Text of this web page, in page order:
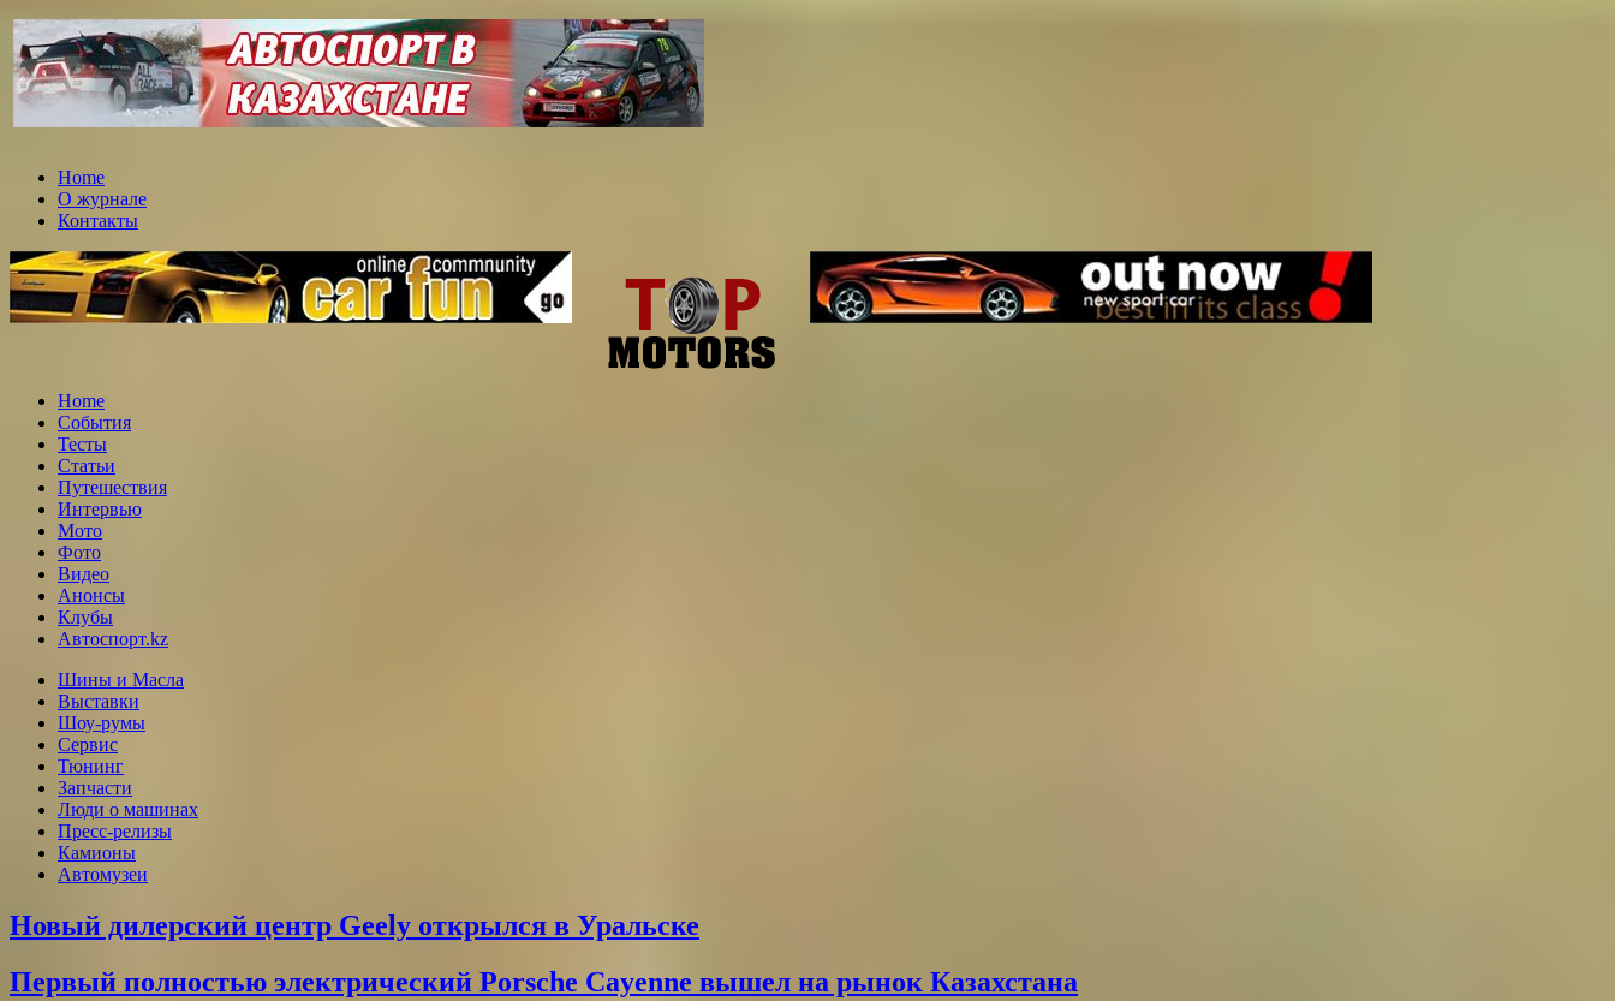
Home
О журнале
Контакты
Home
События
Тесты
Статьи
Путешествия
Интервью
Мото
Фото
Видео
Анонсы
Клубы
Автоспорт.kz
Шины и Масла
Выставки
Шоу-румы
Сервис
Тюнинг
Запчасти
Люди о машинах
Пресс-релизы
Камионы
Автомузеи
Новый дилерский центр Geely открылся в Уральске
Первый полностью электрический Porsche Cayenne вышел на рынок Казахстана